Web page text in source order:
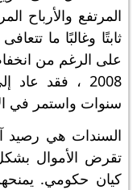
المرتفع والأرباح
ثابتًا وغالبًا ما
2008 ، فقد
سنوات واستمر في
السندات هي رصيد
تقرض الأموال
كيان حكومي.